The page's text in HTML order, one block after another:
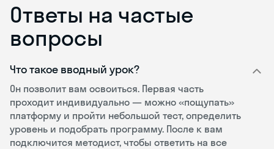
Ответы на частые
вопросы
Что такое вводный урок?
Он позволит вам освоиться. Первая часть
проходит индивидуально — можно «пощупать»
платформу и пройти небольшой тест, определить
уровень и подобрать программу. После к вам
подключится методист, чтобы ответить на все